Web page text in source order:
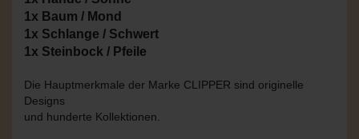
1x Baum / Mond
1x Schlange / Schwert
1x Steinbock / Pfeile
Die Hauptmerkmale der Marke CLIPPER sind originelle
Designs
und hunderte Kollektionen.